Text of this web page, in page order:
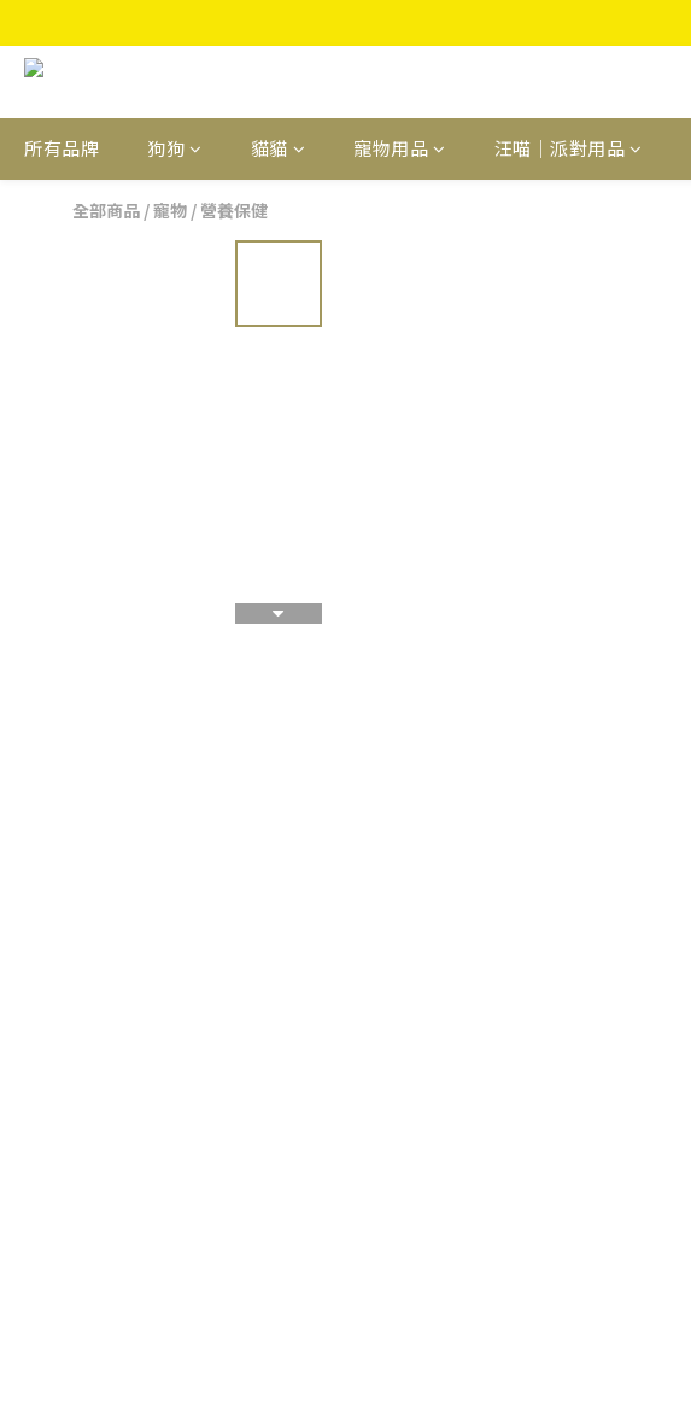
所有品牌 狗狗 貓貓 寵物用品 汪喵｜派對用品
全部商品 /寵物 / 營養保健